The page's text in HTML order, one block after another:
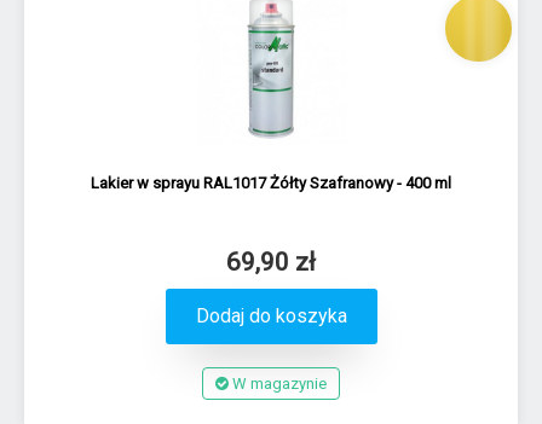
Lakier w sprayu RAL1017 Żółty Szafranowy - 400 ml
69,90 zł
Dodaj do koszyka
W magazynie